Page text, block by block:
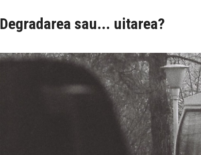
Degradarea sau... uitarea?